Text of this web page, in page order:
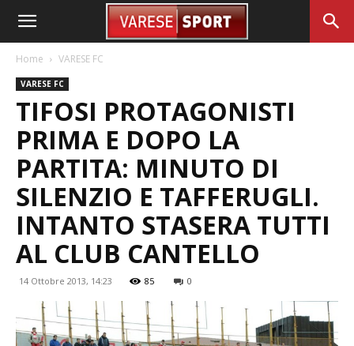
Home VARESE FC
VARESE FC
TIFOSI PROTAGONISTI
PRIMA E DOPO LA
PARTITA: MINUTO DI
SILENZIO E TAFFERUGLI.
INTANTO STASERA TUTTI
AL CLUB CANTELLO
14 Ottobre 2013, 14:23 85 0